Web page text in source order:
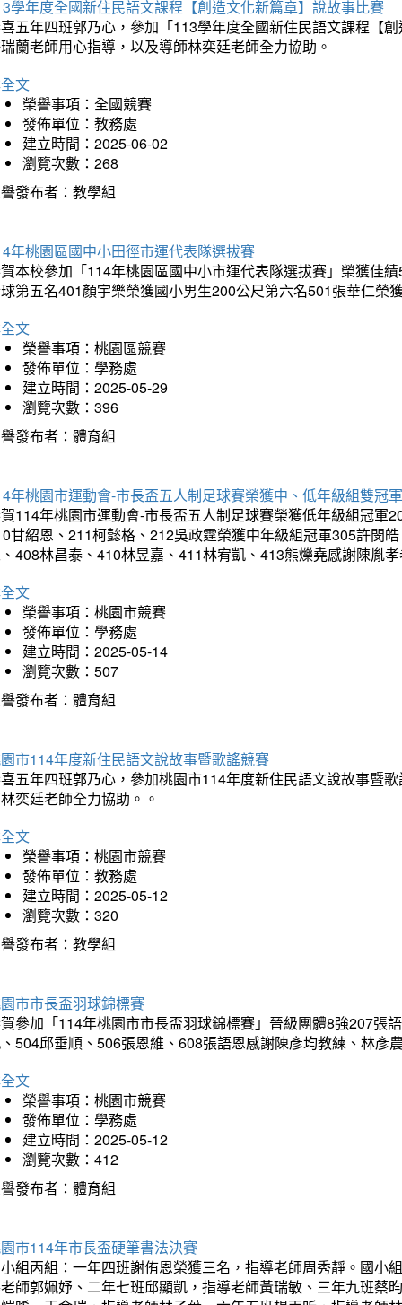
學年度全國新住民語文課程【創造文化新篇章】說故事比賽
五年四班郭乃心，參加「113學年度全國新住民語文課程【
蘭老師用心指導，以及導師林奕廷老師全力協助。
文
榮譽事項：全國競賽
發佈單位：教務處
建立時間：2025-06-02
瀏覽次數：268
發布者：教學組
年桃園區國中小田徑市運代表隊選拔賽
本校參加「114年桃園區國中小市運代表隊選拔賽」榮獲佳
第五名401顏宇樂榮獲國小男生200公尺第六名501張華仁
文
榮譽事項：桃園區競賽
發佈單位：學務處
建立時間：2025-05-29
瀏覽次數：396
發布者：體育組
年桃園市運動會-市長盃五人制足球賽榮獲中、低年級組雙冠軍
114年桃園市運動會-市長盃五人制足球賽榮獲低年級組冠
甘紹恩、211柯懿格、212吳政霆榮獲中年級組冠軍305許閔
408林昌泰、410林昱嘉、411林宥凱、413熊爍堯感謝陳胤
文
榮譽事項：桃園市競賽
發佈單位：學務處
建立時間：2025-05-14
瀏覽次數：507
發布者：體育組
市114年度新住民語文說故事暨歌謠競賽
五年四班郭乃心，參加桃園市114年度新住民語文說故事暨
奕廷老師全力協助。。
文
榮譽事項：桃園市競賽
發佈單位：教務處
建立時間：2025-05-12
瀏覽次數：320
發布者：教學組
市市長盃羽球錦標賽
參加「114年桃園市市長盃羽球錦標賽」晉級團體8強207張
504邱垂順、506張恩維、608張語恩感謝陳彥均教練、林彥
文
榮譽事項：桃園市競賽
發佈單位：學務處
建立時間：2025-05-12
瀏覽次數：412
發布者：體育組
市114年市長盃硬筆書法決賽
組丙組：一年四班謝侑恩榮獲三名，指導老師周秀靜。國小
師郭姵妤、二年七班邱顯凱，指導老師黃瑞敏、三年九班蔡